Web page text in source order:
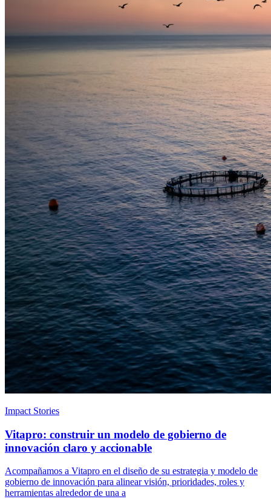
Impact Stories
Vitapro: construir un modelo de gobierno de
innovación claro y accionable
Acompañamos a Vitapro en el diseño de su estrategia y modelo de
gobierno de innovación para alinear visión, prioridades, roles y
herramientas alrededor de una a